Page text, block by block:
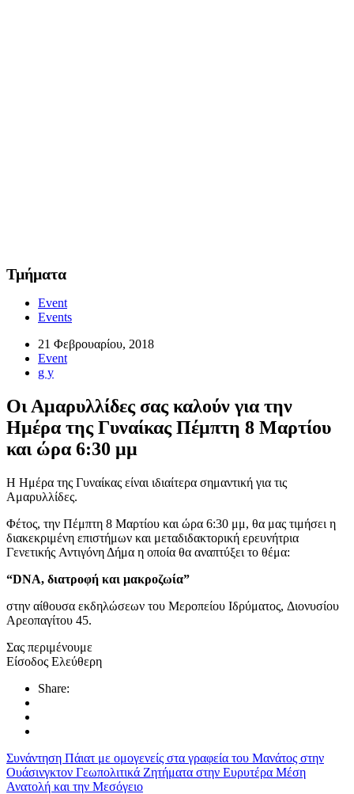
Τμήματα
Event
Events
21 Φεβρουαρίου, 2018
Event
g y
Οι Αμαρυλλίδες σας καλούν για την
Ημέρα της Γυναίκας Πέμπτη 8 Μαρτίου
και ώρα 6:30 μμ
H Ημέρα της Γυναίκας είναι ιδιαίτερα σημαντική για τις
Αμαρυλλίδες.
Φέτος, την Πέμπτη 8 Μαρτίου και ώρα 6:30 μμ, θα μας τιμήσει η
διακεκριμένη επιστήμων και μεταδιδακτορική ερευνήτρια
Γενετικής Αντιγόνη Δήμα η οποία θα αναπτύξει το θέμα:
“DNA, διατροφή και μακροζωία”
στην αίθουσα εκδηλώσεων του Μεροπείου Ιδρύματος, Διονυσίου
Αρεοπαγίτου 45.
Σας περιμένουμε
Είσοδος Ελεύθερη
Share:
Συνάντηση Πάιατ με ομογενείς στα γραφεία του Μανάτος στην
Ουάσινγκτον Γεωπολιτικά Ζητήματα στην Ευρυτέρα Μέση
Ανατολή και την Μεσόγειο